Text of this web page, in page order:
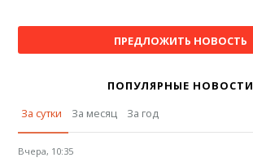
ПРЕДЛОЖИТЬ НОВОСТЬ
ПОПУЛЯРНЫЕ НОВОСТИ
За сутки
За месяц За год
Вчера, 10:35